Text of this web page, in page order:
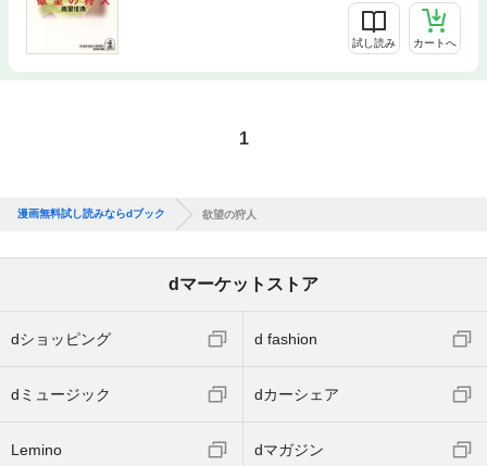
試し読み カートへ
1
漫画無料試し読みならdブック 欲望の狩人
dマーケットストア
dショッピング d fashion
dミュージック dカーシェア
Lemino dマガジン